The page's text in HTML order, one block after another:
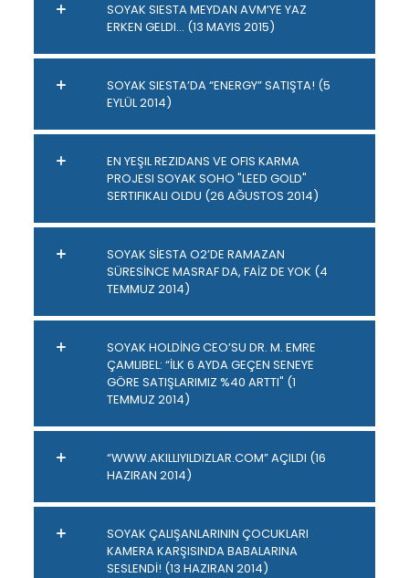
SOYAK SIESTA MEYDAN AVM’YE YAZ
ERKEN GELDI… (13 MAYIS 2015)
SOYAK SIESTA’DA “ENERGY” SATIŞTA! (5
EYLÜL 2014)
EN YEŞIL REZIDANS VE OFIS KARMA
PROJESI SOYAK SOHO "LEED GOLD"
SERTIFIKALI OLDU (26 AĞUSTOS 2014)
SOYAK SİESTA O2’DE RAMAZAN
SÜRESİNCE MASRAF DA, FAİZ DE YOK (4
TEMMUZ 2014)
SOYAK HOLDİNG CEO’SU DR. M. EMRE
ÇAMLIBEL: “İLK 6 AYDA GEÇEN SENEYE
GÖRE SATIŞLARIMIZ %40 ARTTI" (1
TEMMUZ 2014)
“WWW.AKILLIYILDIZLAR.COM” AÇILDI (16
HAZIRAN 2014)
SOYAK ÇALIŞANLARININ ÇOCUKLARI
KAMERA KARŞISINDA BABALARINA
SESLENDİ! (13 HAZIRAN 2014)